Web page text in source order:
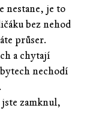
nestane, je to
bez nehod
průser.
a chytají
nechodí
zamknul,